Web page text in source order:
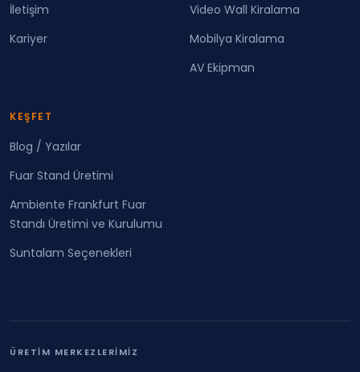
İletişim
Kariyer
Video Wall Kiralama
Mobilya Kiralama
AV Ekipman
KEŞFET
Blog / Yazılar
Fuar Stand Üretimi
Ambiente Frankfurt Fuar
Standı Üretimi ve Kurulumu
Suntalam Seçenekleri
ÜRETIM MERKEZLERIMIZ